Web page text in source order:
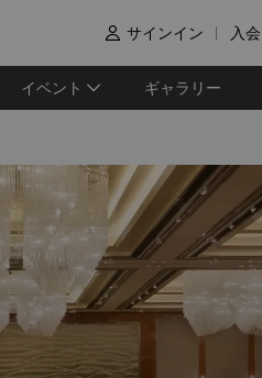
 サインイン 入会
イベント ギャラリー